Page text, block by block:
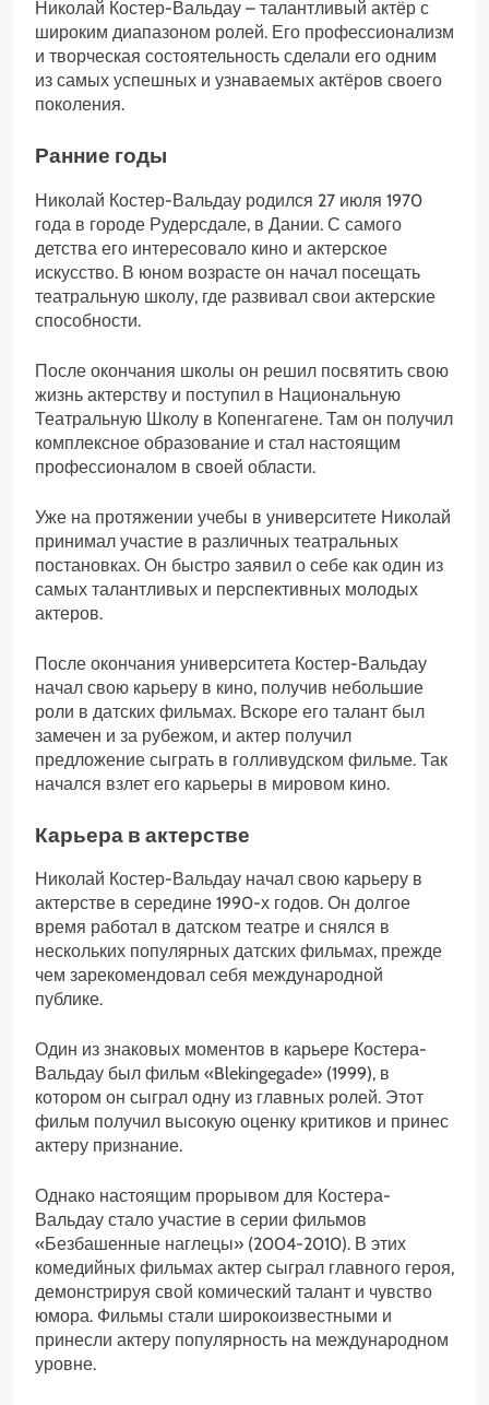
Николай Костер-Вальдау – талантливый актёр с
широким диапазоном ролей. Его профессионализм
и творческая состоятельность сделали его одним
из самых успешных и узнаваемых актёров своего
поколения.
Ранние годы
Николай Костер-Вальдау родился 27 июля 1970
года в городе Рудерсдале, в Дании. С самого
детства его интересовало кино и актерское
искусство. В юном возрасте он начал посещать
театральную школу, где развивал свои актерские
способности.
После окончания школы он решил посвятить свою
жизнь актерству и поступил в Национальную
Театральную Школу в Копенгагене. Там он получил
комплексное образование и стал настоящим
профессионалом в своей области.
Уже на протяжении учебы в университете Николай
принимал участие в различных театральных
постановках. Он быстро заявил о себе как один из
самых талантливых и перспективных молодых
актеров.
После окончания университета Костер-Вальдау
начал свою карьеру в кино, получив небольшие
роли в датских фильмах. Вскоре его талант был
замечен и за рубежом, и актер получил
предложение сыграть в голливудском фильме. Так
начался взлет его карьеры в мировом кино.
Карьера в актерстве
Николай Костер-Вальдау начал свою карьеру в
актерстве в середине 1990-х годов. Он долгое
время работал в датском театре и снялся в
нескольких популярных датских фильмах, прежде
чем зарекомендовал себя международной
публике.
Один из знаковых моментов в карьере Костера-
Вальдау был фильм «Blekingegade» (1999), в
котором он сыграл одну из главных ролей. Этот
фильм получил высокую оценку критиков и принес
актеру признание.
Однако настоящим прорывом для Костера-
Вальдау стало участие в серии фильмов
«Безбашенные наглецы» (2004-2010). В этих
комедийных фильмах актер сыграл главного героя,
демонстрируя свой комический талант и чувство
юмора. Фильмы стали широкоизвестными и
принесли актеру популярность на международном
уровне.